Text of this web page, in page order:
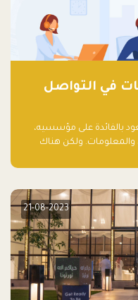
في التواصل
بالفائدة على مؤسسيه،
والمعلومات. ولكن هناك
21-08-2023